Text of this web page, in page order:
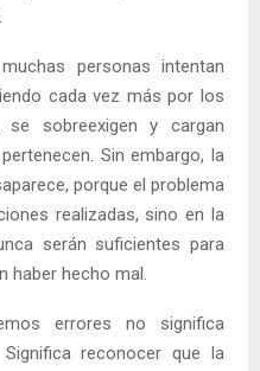
personas intentan
cada vez más por los
se sobreexigen y cargan
Sin embargo, la
porque el problema
realizadas, sino en la
serán suficientes para
haber hecho mal.
errores no significa
reconocer que la